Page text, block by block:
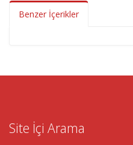
Benzer İçerikler
Site İçi Arama